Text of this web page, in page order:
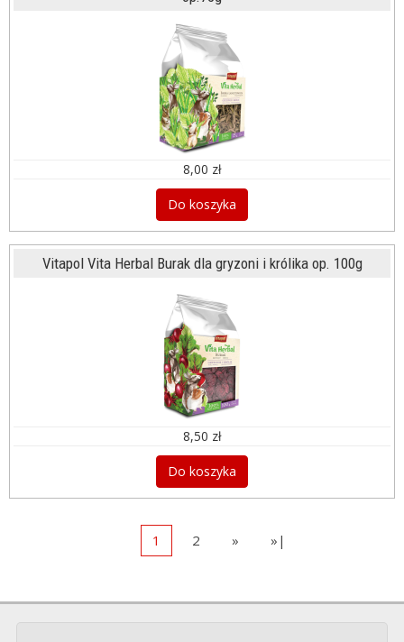
8,00 zł
Do koszyka
Vitapol Vita Herbal Burak dla gryzoni i królika op. 100g
8,50 zł
Do koszyka
1 2 » »|